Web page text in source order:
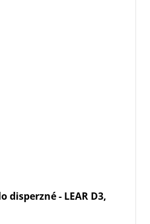
disperzné - LEAR D3,